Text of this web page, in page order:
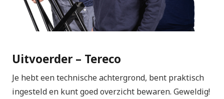
Uitvoerder – Tereco
Je hebt een technische achtergrond, bent praktisch
ingesteld en kunt goed overzicht bewaren. Geweldig!